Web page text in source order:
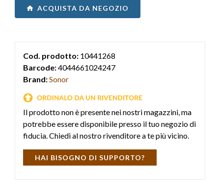
ACQUISTA DA NEGOZIO
Cod. prodotto: 10441268
Barcode:4044661024247
Brand:Sonor
Il prodotto non è presente nei nostri magazzini, ma
potrebbe essere disponibile presso il tuo negozio di
fiducia. Chiedi al nostro rivenditore a te più vicino.
HAI BISOGNO DI SUPPORTO?